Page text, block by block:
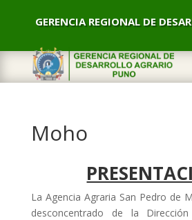
GERENCIA REGIONAL DE
Moho
La Agencia Agraria San Pedro de
desconcentrado de la